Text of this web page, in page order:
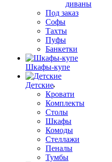
диваны
Под заказ
Софы
Тахты
Пуфы
Банкетки
Шкафы-купе
Детские
Кровати
Комплекты
Столы
Шкафы
Комоды
Стеллажи
Пеналы
Тумбы